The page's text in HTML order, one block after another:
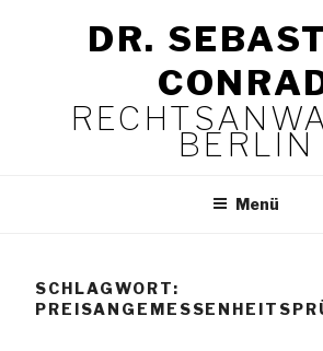
DR.
BERLIN
Menü
SCHLAGWORT: